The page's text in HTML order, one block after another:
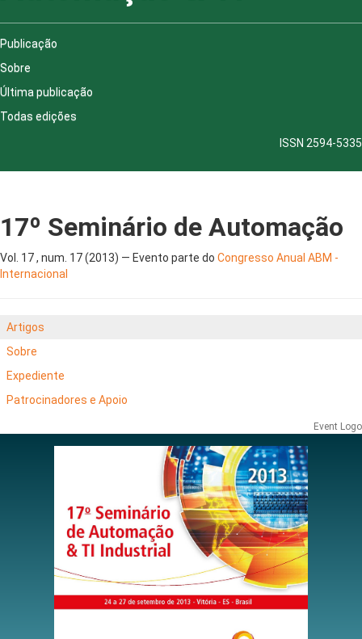
Publicação
Sobre
Última publicação
Todas edições
ISSN 2594-5335
17º Seminário de Automação
Vol. 17 , num. 17 (2013) — Evento parte do Congresso Anual ABM -
Internacional
Artigos
Sobre
Expediente
Patrocinadores e Apoio
Event Logo